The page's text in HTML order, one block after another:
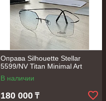
Оправа Silhouette Stellar
5599/NV Titan Minimal Art
В наличии
180 000 ₸